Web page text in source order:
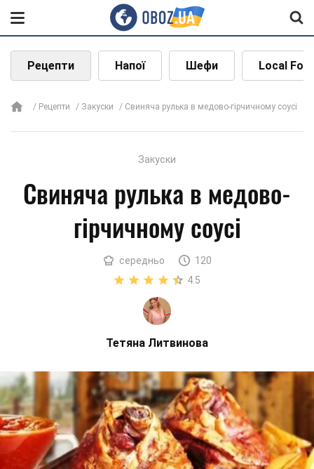
Рецепти Напої Шефи Local
Рецепти Закуски Свиняча рулька в медово-гірчичному соусі
Закуски
Свиняча рулька в медово-
гірчичному соусі
середньо
120
4.5
Тетяна Литвинова